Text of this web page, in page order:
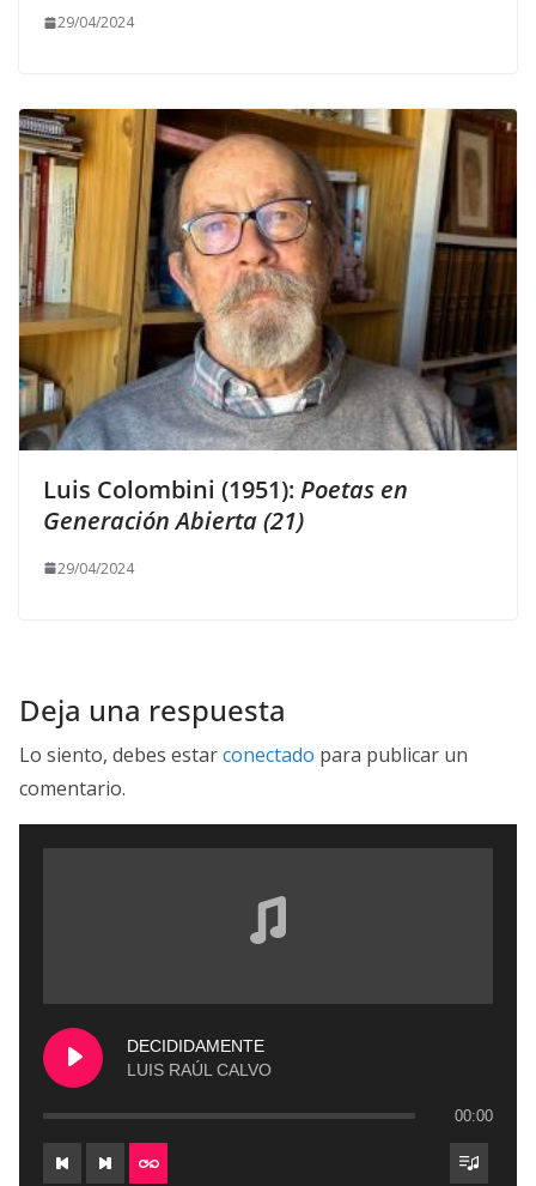
29/04/2024
Luis Colombini (1951):Poetas en
Generación Abierta (21)
29/04/2024
Deja una respuesta
Lo siento, debes estarconectado para publicar un
comentario.
DECIDIDAMENTE
LUIS RAÚL CALVO
00:00